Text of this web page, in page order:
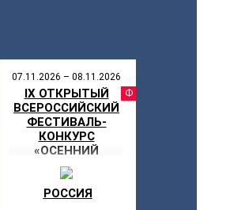
07.11.2026 – 08.11.2026
IX ОТКРЫТЫЙ
ВСЕРОССИЙСКИЙ
ФЕСТИВАЛЬ-
КОНКУРС
«ОСЕННИЙ
МАРАФОН»
РОССИЯ